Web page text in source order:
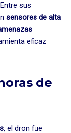
sus
sensores de alta
eficaz
de
, el dron fue